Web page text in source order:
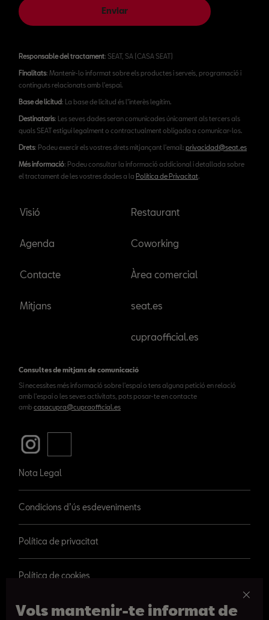
Vols mantenir-te informat de
Enviar
Responsable del tractament: SEAT, SA (CASA SEAT)
Finalitats: Mantenir-lo informat sobre els productes i serveis, programació i
continguts relacionats amb l'espai.
Base de licitud: La base de licitud és l’interès legítim.
Destinataris: Les seves dades seran comunicades únicament als tercers als
quals SEAT estigui legalment o contractualment obligada a comunicar-los.
Drets: Podeu exercir els vostres drets mitjançant l'email: privacidad@seat.es
Més informació: Podeu consultar la informació addicional i detallada sobre
el tractament de les vostres dades a la Política de Privacitat.
Visió
Agenda
Contacte
Mitjans
Restaurant
Coworking
Àrea comercial
seat.es
cupraofficial.es
Consultes de mitjans de comunicació
Si necessites més informació sobre l'espai o tens alguna petició en relació
amb l'espai o les seves activitats, pots posar-te en contacte
amb casacupra@cupraofficial.es
Nota Legal
Condicions d’ús esdeveniments
Política de privacitat
Política de cookies